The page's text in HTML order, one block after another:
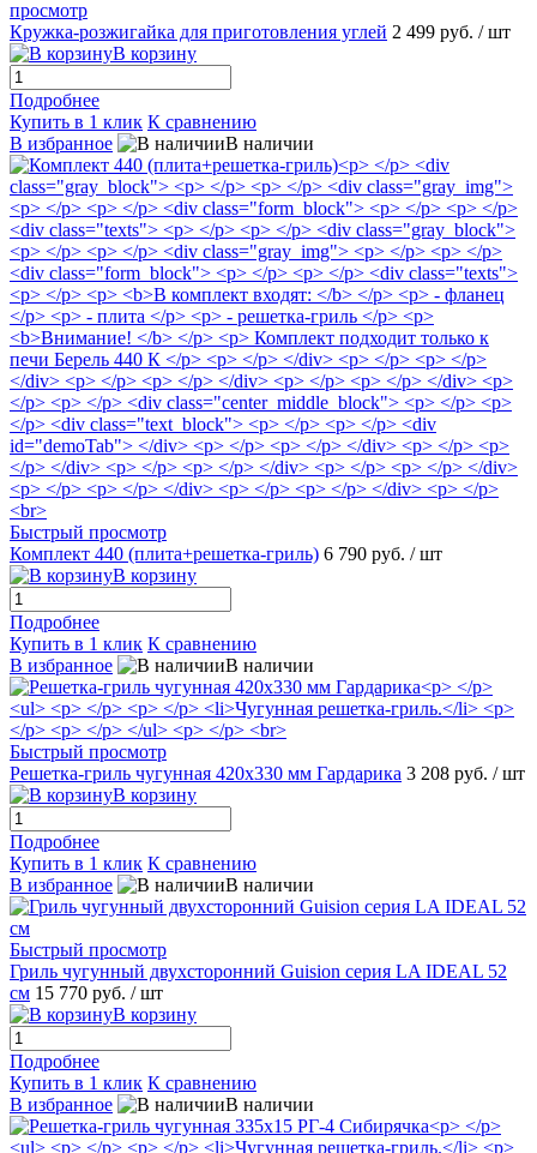
просмотр
Кружка-розжигайка для приготовления углей 2 499 руб. / шт
В корзину
Подробнее
Купить в 1 клик К сравнению
В избранное
В наличии
Быстрый просмотр
Комплект 440 (плита+решетка-гриль) 6 790 руб. / шт
В корзину
Подробнее
Купить в 1 клик К сравнению
В избранное
В наличии
Быстрый просмотр
Решетка-гриль чугунная 420x330 мм Гардарика 3 208 руб. / шт
В корзину
Подробнее
Купить в 1 клик К сравнению
В избранное
В наличии
Быстрый просмотр
Гриль чугунный двухсторонний Guision серия LA IDEAL 52
см 15 770 руб. / шт
В корзину
Подробнее
Купить в 1 клик К сравнению
В избранное
В наличии